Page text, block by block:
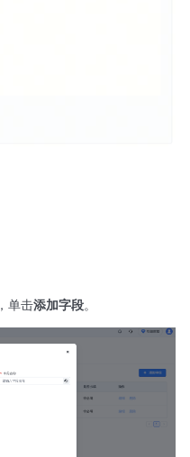
，单击添加字段。